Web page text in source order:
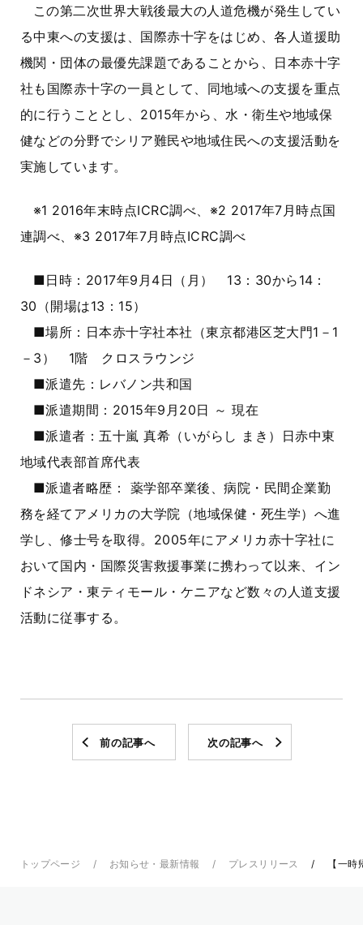
この第二次世界大戦後最大の人道危機が発生してい
る中東への支援は、国際赤十字をはじめ、各人道援助
機関・団体の最優先課題であることから、日本赤十字
社も国際赤十字の一員として、同地域への支援を重点
的に行うこととし、2015年から、水・衛生や地域保
健などの分野でシリア難民や地域住民への支援活動を
実施しています。
※1 2016年末時点ICRC調べ、※2 2017年7月時点国
連調べ、※3 2017年7月時点ICRC調べ
■日時：2017年9月4日（月） 13：30から14：
30（開場は13：15）
■場所：日本赤十字社本社（東京都港区芝大門1－1
－3） 1階 クロスラウンジ
■派遣先：レバノン共和国
■派遣期間：2015年9月20日 ～ 現在
■派遣者：五十嵐 真希（いがらし まき）日赤中東
地域代表部首席代表
■派遣者略歴： 薬学部卒業後、病院・民間企業勤
務を経てアメリカの大学院（地域保健・死生学）へ進
学し、修士号を取得。2005年にアメリカ赤十字社に
おいて国内・国際災害救援事業に携わって以来、イン
ドネシア・東ティモール・ケニアなど数々の人道支援
活動に従事する。
前の記事へ 次の記事へ
トップページ お知らせ・最新情報 プレスリリース 【一